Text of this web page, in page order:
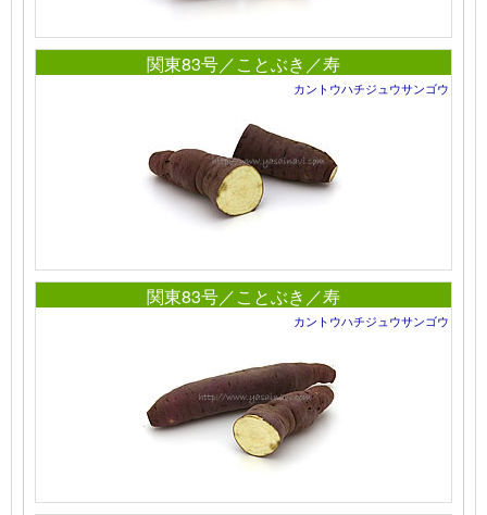
関東83号／ことぶき／寿
カントウハチジュウサンゴウ
関東83号／ことぶき／寿
カントウハチジュウサンゴウ